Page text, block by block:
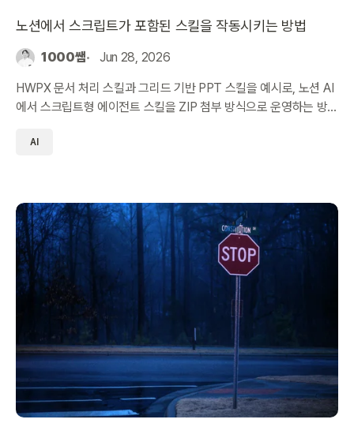
노션에서 스크립트가 포함된 스킬을 작동시키는 방법
1000쌤 Jun 28, 2026
HWPX 문서 처리 스킬과 그리드 기반 PPT 스킬을 예시로, 노션 AI
에서 스크립트형 에이전트 스킬을 ZIP 첨부 방식으로 운영하는 방
AI